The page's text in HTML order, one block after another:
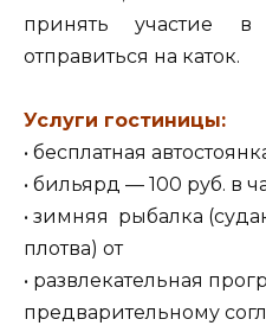
принять участие в
отправиться на каток.
Услуги гостиницы:
• бесплатная
• бильярд — 100 руб. в
• зимняя рыбалка
плотва) от
• развлекательная
предварительному